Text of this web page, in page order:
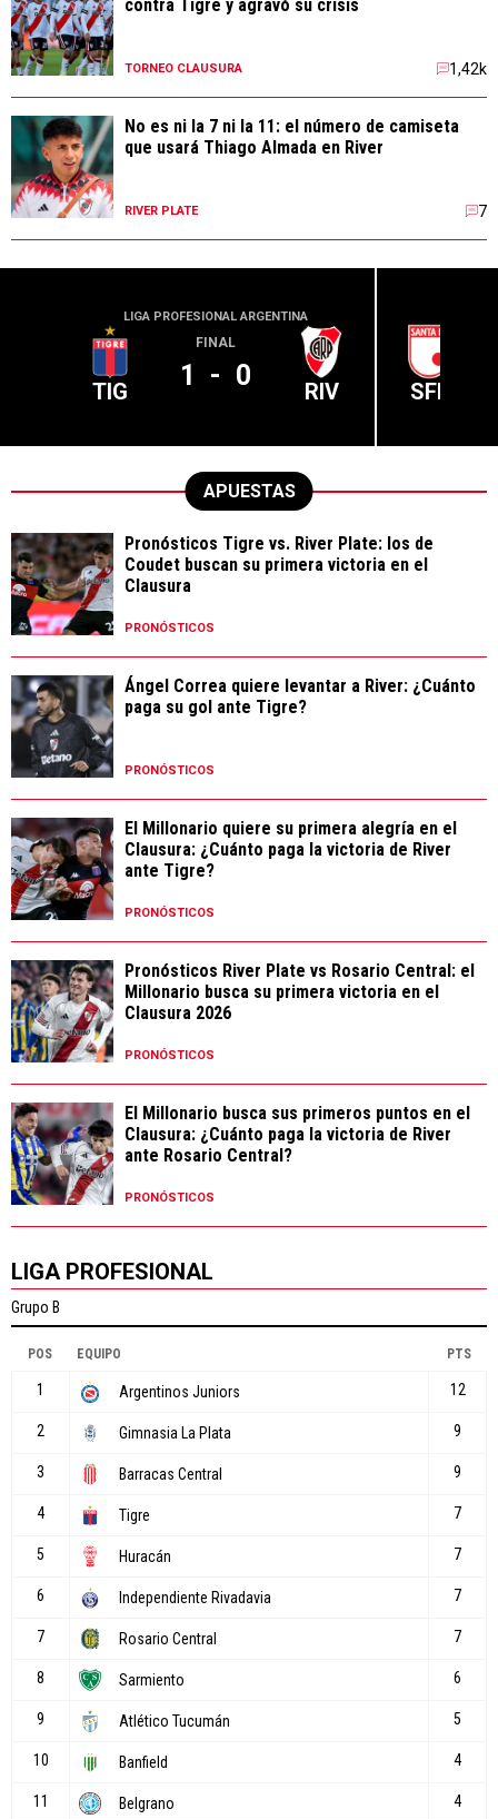
contra Tigre y agravó su crisis
TORNEO CLAUSURA 1,42k
No es ni la 7 ni la 11: el número de camiseta
que usará Thiago Almada en River
RIVER PLATE 7
LIGA PROFESIONAL ARGENTINA
TIG
FINAL
1 - 0 RIV SFE
APUESTAS
Pronósticos Tigre vs. River Plate: los de
Coudet buscan su primera victoria en el
Clausura
PRONÓSTICOS
Ángel Correa quiere levantar a River: ¿Cuánto
paga su gol ante Tigre?
PRONÓSTICOS
El Millonario quiere su primera alegría en el
Clausura: ¿Cuánto paga la victoria de River
ante Tigre?
PRONÓSTICOS
Pronósticos River Plate vs Rosario Central: el
Millonario busca su primera victoria en el
Clausura 2026
PRONÓSTICOS
El Millonario busca sus primeros puntos en el
Clausura: ¿Cuánto paga la victoria de River
ante Rosario Central?
PRONÓSTICOS
LIGA PROFESIONAL